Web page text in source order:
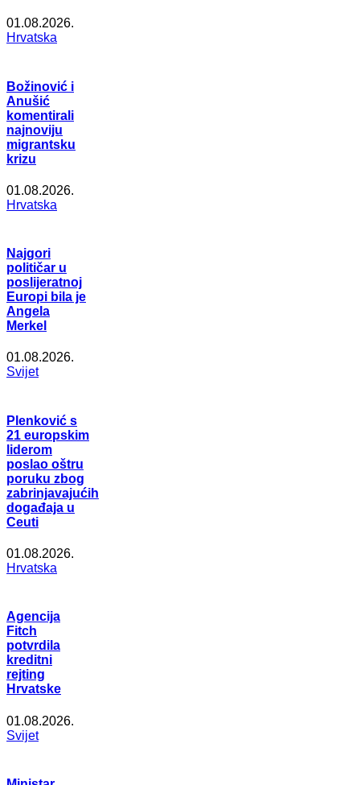
01.08.2026.
Hrvatska
Božinović i
Anušić
komentirali
najnoviju
migrantsku
krizu
01.08.2026.
Hrvatska
Najgori
političar u
poslijeratnoj
Europi bila je
Angela
Merkel
01.08.2026.
Svijet
Plenković s
21 europskim
liderom
poslao oštru
poruku zbog
zabrinjavajućih
događaja u
Ceuti
01.08.2026.
Hrvatska
Agencija
Fitch
potvrdila
kreditni
rejting
Hrvatske
01.08.2026.
Svijet